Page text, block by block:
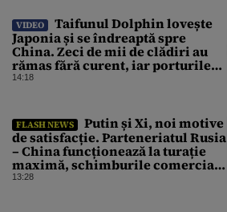
VIDEO
Taifunul Dolphin lovește
Japonia și se îndreaptă spre
China. Zeci de mii de clădiri au
rămas fără curent, iar porturile
au fost închise
14:18
FLASH NEWS
Putin și Xi, noi motive
de satisfacție. Parteneriatul Rusia
– China funcționează la turație
maximă, schimburile comerciale
ating niveluri record
13:28